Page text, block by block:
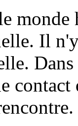
Il